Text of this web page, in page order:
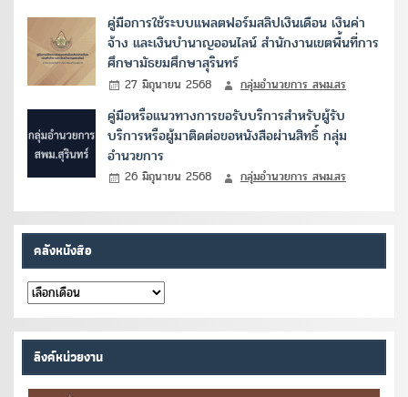
คู่มือการใช้ระบบแพลตฟอร์มสลิปเงินเดือน เงินค่า
จ้าง และเงินบำนาญออนไลน์ สำนักงานเขตพื้นที่การ
ศึกษามัธยมศึกษาสุรินทร์
27 มิถุนายน 2568 กลุ่มอำนวยการ สพม.สร
คู่มือหรือแนวทางการขอรับบริการสำหรับผู้รับ
บริการหรือผู้มาติดต่อขอหนังสือผ่านสิทธิ์ กลุ่ม
อำนวยการ
26 มิถุนายน 2568 กลุ่มอำนวยการ สพม.สร
คลังหนังสือ
คลัง
หนังสือ
ลิงค์หน่วยงาน